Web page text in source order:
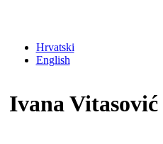
Hrvatski
English
Ivana